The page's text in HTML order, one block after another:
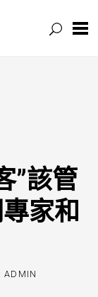
”該管
家和
ADMIN